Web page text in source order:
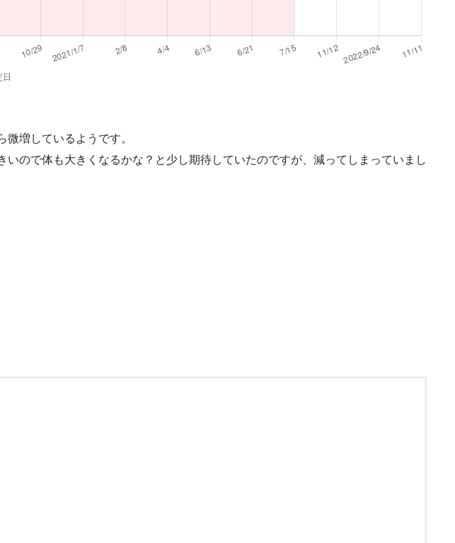
増しているようです。
ので体も大きくなるかな？と少し期待していたのですが、減ってしまっていまし